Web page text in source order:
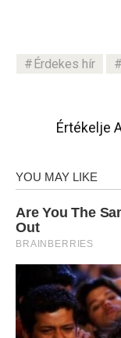
Érdekes hír
Értékelje